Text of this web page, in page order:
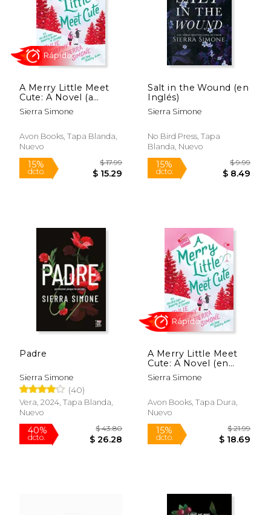
Rápido
A Merry Little Meet
Cute: A Novel (a
Christmas Notch, 1)
(en Inglés)
Sierra Simone
Avon Books, Tapa Blanda,
Nuevo
Salt in the Wound (en
Inglés)
Sierra Simone
No Bird Press, Tapa
Blanda, Nuevo
Padre
Sierra Simone
(40)
Vera, 2024, Tapa Blanda,
Nuevo
A Merry Little Meet
Cute: A Novel (en
Inglés)
Sierra Simone
Avon Books, Tapa Dura,
Nuevo